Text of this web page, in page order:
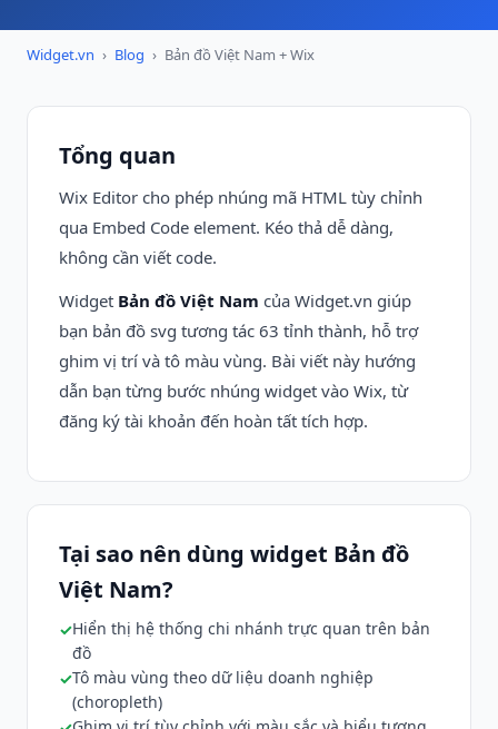
Widget.vn › Blog › Bản đồ Việt Nam + Wix
Tổng quan
Wix Editor cho phép nhúng mã HTML tùy chỉnh
qua Embed Code element. Kéo thả dễ dàng,
không cần viết code.
Widget Bản đồ Việt Nam của Widget.vn giúp
bạn bản đồ svg tương tác 63 tỉnh thành, hỗ trợ
ghim vị trí và tô màu vùng. Bài viết này hướng
dẫn bạn từng bước nhúng widget vào Wix, từ
đăng ký tài khoản đến hoàn tất tích hợp.
Tại sao nên dùng widget Bản đồ
Việt Nam?
Hiển thị hệ thống chi nhánh trực quan trên bản
đồ
Tô màu vùng theo dữ liệu doanh nghiệp
(choropleth)